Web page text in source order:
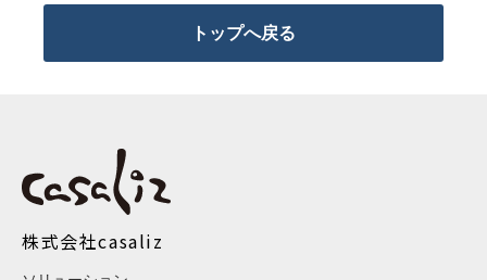
トップへ戻る
株式会社casaliz